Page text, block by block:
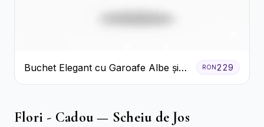
Buchet Elegant cu Garoafe Albe și
Eucalipt
RON 229
Flori - Cadou — Scheiu de Jos